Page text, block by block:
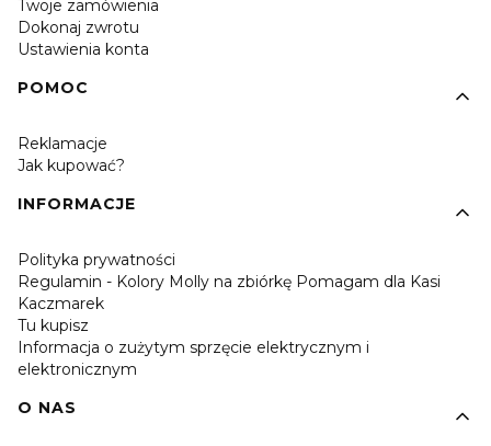
Twoje zamówienia
Dokonaj zwrotu
Ustawienia konta
POMOC
Reklamacje
Jak kupować?
INFORMACJE
Polityka prywatności
Regulamin - Kolory Molly na zbiórkę Pomagam dla Kasi
Kaczmarek
Tu kupisz
Informacja o zużytym sprzęcie elektrycznym i
elektronicznym
O NAS